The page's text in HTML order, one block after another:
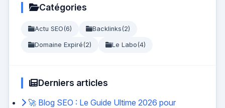
Catégories
Actu SEO(6) Backlinks(2)
Domaine Expiré(2) Le Labo(4)
Derniers articles
🚀 Blog SEO : Le Guide Ultime 2026 pour